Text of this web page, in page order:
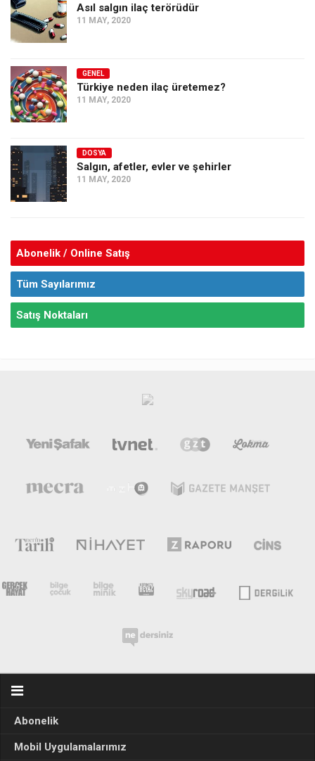
Asıl salgın ilaç terörüdür
11 MAY, 2020
GENEL
Türkiye neden ilaç üretemez?
11 MAY, 2020
DOSYA
Salgın, afetler, evler ve şehirler
11 MAY, 2020
Abonelik / Online Satış
Tüm Sayılarımız
Satış Noktaları
Abonelik
Mobil Uygulamalarımız